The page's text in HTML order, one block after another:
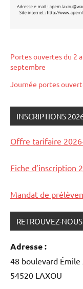
Portes ouvertes du 2
septembre
Journée portes
Étiqueté
inscription,
Portes
professeurs
inscriptions
stages
INSCRIPTIONS
Offre tarifaire
Fiche d’inscription
Mandat de
RETROUVEZ-NOUS
Adresse :
48 boulevard Émile
54520 LAXOU